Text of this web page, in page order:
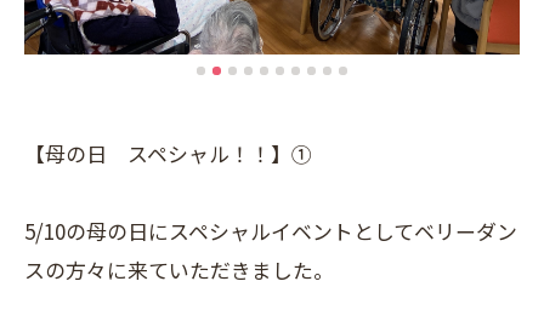
【母の日 スペシャル！！】①
5/10の母の日にスペシャルイベントとしてベリーダン
スの方々に来ていただきました。